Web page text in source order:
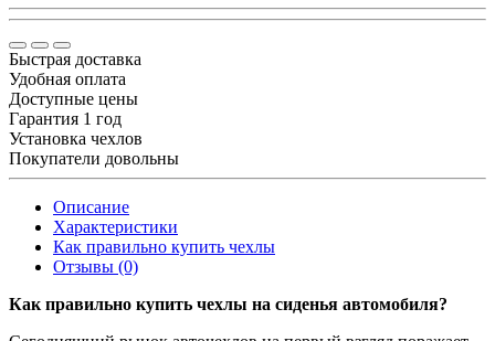
Быстрая доставка
Удобная оплата
Доступные цены
Гарантия 1 год
Установка чехлов
Покупатели довольны
Описание
Характеристики
Как правильно купить чехлы
Отзывы (0)
Как правильно купить чехлы на сиденья автомобиля?